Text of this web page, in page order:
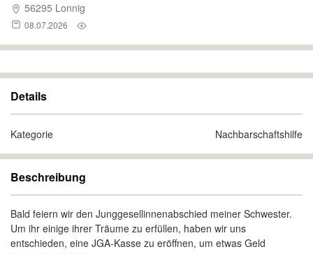
56295 Lonnig
08.07.2026
Details
Kategorie Nachbarschaftshilfe
Beschreibung
Bald feiern wir den Junggesellinnenabschied meiner Schwester.
Um ihr einige ihrer Träume zu erfüllen, haben wir uns
entschieden, eine JGA-Kasse zu eröffnen, um etwas Geld